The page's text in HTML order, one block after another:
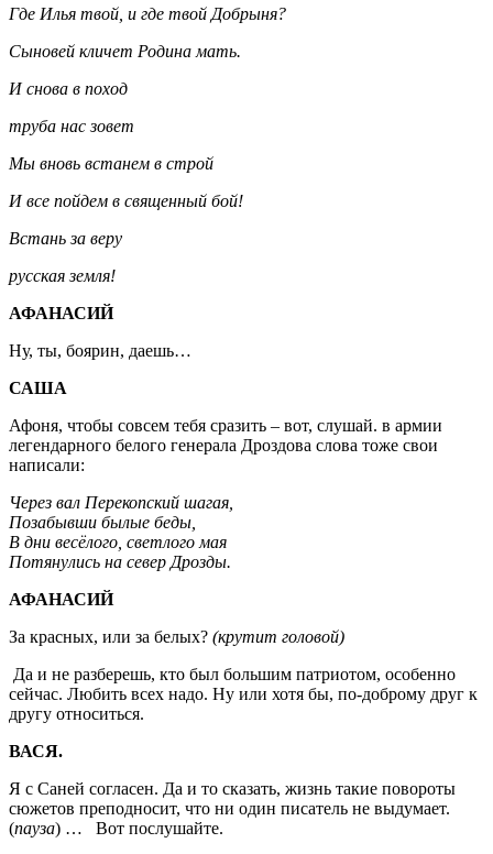
Где Илья твой, и где твой Добрыня?
Сыновей кличет Родина мать.
И снова в поход
труба нас зовет
Мы вновь встанем в строй
И все пойдем в священный бой!
Встань за веру
русская земля!
АФАНАСИЙ
Ну, ты, боярин, даешь…
САША
Афоня, чтобы совсем тебя сразить – вот, слушай. в армии
легендарного белого генерала Дроздова слова тоже свои
написали:
Через вал Перекопский шагая,
Позабывши былые беды,
В дни весёлого, светлого мая
Потянулись на север Дрозды.
АФАНАСИЙ
За красных, или за белых? (крутит головой)
Да и не разберешь, кто был большим патриотом, особенно
сейчас. Любить всех надо. Ну или хотя бы, по-доброму друг к
другу относиться.
ВАСЯ.
Я с Саней согласен. Да и то сказать, жизнь такие повороты
сюжетов преподносит, что ни один писатель не выдумает.
(пауза) … Вот послушайте.